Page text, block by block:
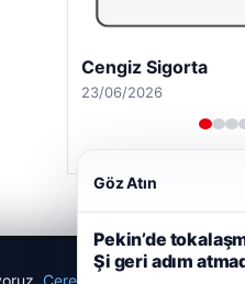
Cengiz Sigorta
23/06/2026
Çerez Politikamız
Göz Atın
Pekin’de
Şi geri adım